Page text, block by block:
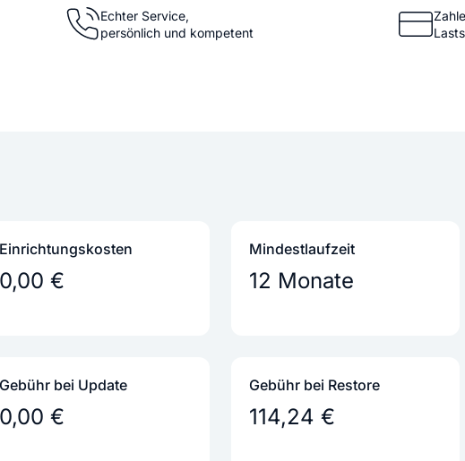
.at Domain .mobile Domain
Echter Service,
persönlich und kompetent
Einrichtungs­kosten
0,00 €
Mindestlaufzeit
12 Monate
Gebühr bei Update
0,00 €
Gebühr bei Restore
114,24 €